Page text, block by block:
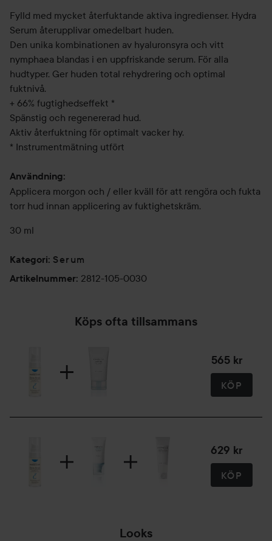
Fylld med mycket återfuktande aktiva ingredienser. Hydra
Serum återupplivar omedelbart huden.
Den unika kombinationen av hyaluronsyra och vitt
nymphaea blandas i en uppfriskande serum. För alla
hudtyper. Ger huden total rehydrering och optimal
fuktnivå.
+ 66% fugtighedseffekt *
Spänstig och regenererad hud.
Aktiv återfuktning för optimalt vacker hy.
* Instrumentmätning utfört
Användning:
Applicera morgon och / eller kväll för att rengöra och fukta
torr hud innan applicering av fuktighetskräm.
30 ml
Kategori: Serum
Artikelnummer: 2812-105-0030
Köps ofta tillsammans
565 kr
KÖP
629 kr
KÖP
Looks